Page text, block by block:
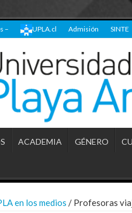
– UPLA.cl Admisión SINTE
ACADEMIA GÉNERO
en los medios / Profesoras